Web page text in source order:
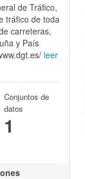
de Tráfico,
tráfico de toda
carreteras,
y País
leer
Conjuntos de
datos
1